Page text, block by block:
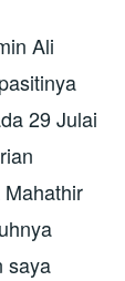
Ali
29 Julai
saya